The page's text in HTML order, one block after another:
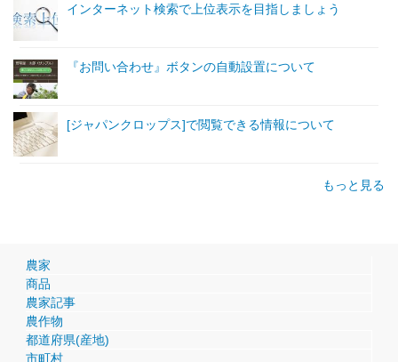
インターネット検索で上位表示を目指しましょう
『お問い合わせ』ボタンの自動設置について
[ジャパンクロップス]で閲覧できる情報について
もっと見る
農家
商品
農家記事
農作物
都道府県(産地)
市町村